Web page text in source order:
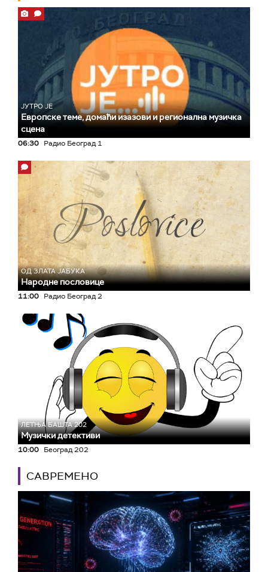
ЈУТРО ЈЕ
Европске теме, домаћи изазови и регионална музичка
сцена
06:30 Радио Београд 1
ОД ЗЛАТА ЈАБУКА
Народне пословице
11:00 Радио Београд 2
ЛЕТЊА БАШТА 202
Музички детективи
10:00 Београд 202
САВРЕМЕНО